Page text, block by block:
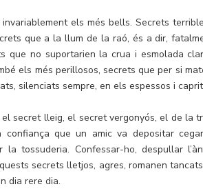
els més bells. Secrets
que a la llum de la raó, és a dir,
que no suportarien la crua i esmolada
els més perillosos, secrets que per si
silenciats sempre, en els espessos i
secret lleig, el secret vergonyós, el de la
confiança que un amic va depositar
tossuderia. Confessar-ho, despullar
secrets lletjos, agres, romanen
dia rere dia.